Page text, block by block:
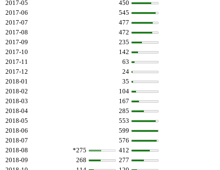
2017-05
450
2017-06
545
2017-07
477
2017-08
472
2017-09
235
2017-10
142
2017-11
63
2017-12
24
2018-01
35
2018-02
104
2018-03
167
2018-04
285
2018-05
553
2018-06
599
2018-07
576
2018-08
*275
412
2018-09
268
277